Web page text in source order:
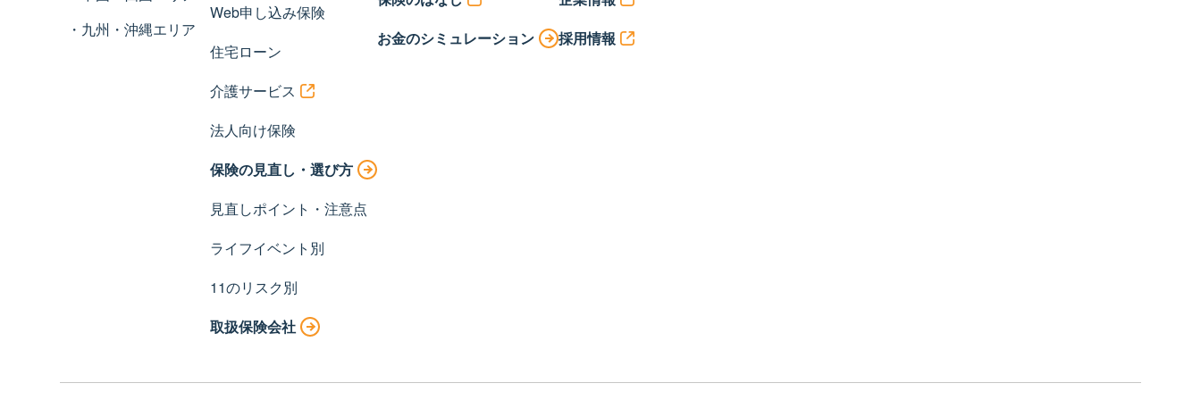
九州・沖縄エリア
Web申し込み保険
住宅ローン
介護サービス
法人向け保険
保険の見直し・選び方
見直しポイント・注意点
ライフイベント別
11のリスク別
取扱保険会社
お金のシミュレーション
採用情報